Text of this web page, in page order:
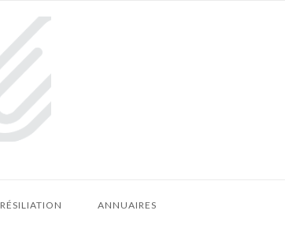
RÉSILIATION ANNUAIRES